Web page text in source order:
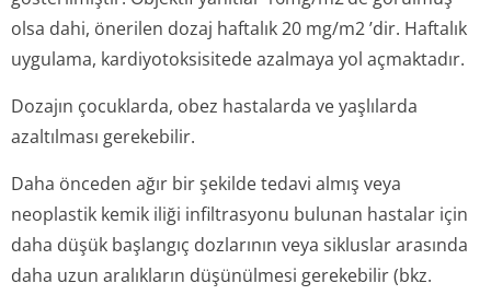
olsa dahi, önerilen dozaj haftalık 20 mg/m2 ’dir. Haftalık
uygulama, kardiyotoksisitede azalmaya yol açmaktadır.
Dozajın çocuklarda, obez hastalarda ve yaşlılarda
azaltılması gerekebilir.
Daha önceden ağır bir şekilde tedavi almış veya
neoplastik kemik iliği infiltrasyonu bulunan hastalar için
daha düşük başlangıç dozlarının veya sikluslar arasında
daha uzun aralıkların düşünülmesi gerekebilir (bkz.